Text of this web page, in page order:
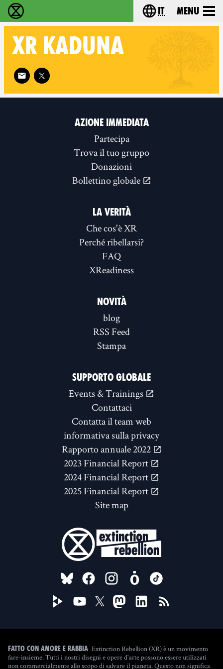
Extinction Rebellion - Home Choose your
it Menu
XR KADUNA
Follow XR Kaduna on
AZIONE IMMEDIATA
Partecipa
Trova il tuo gruppo
Donazioni
Bollettino globale
LA VERITÀ
Che cos'è XR
Perché ribellarsi?
FAQ
XReadiness
NOVITÀ
blog
RSS Feed
Stampa
SUPPORTO GLOBALE
Events & Trainings
Contattaci
Contatta il team web
informativa sulla privacy
Rapporto annuale 2022
2023 Financial Report
2024 Financial Report
2025 Financial Report
Site map
FOLLOW US ON
Fatto con amore e rabbia Extinction Rebellion (XR) è un movimento
fare-insieme. Tutti i nostri disegni e opere d'arte possono essere utilizzati
non commercialmente allo scopo di salvare il pianeta. Questo non significa